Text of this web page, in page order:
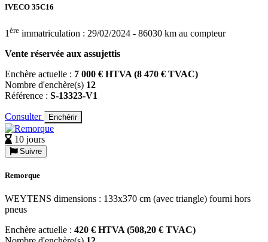
IVECO 35C16
1 ère immatriculation : 29/02/2024 - 86030 km au compteur
Vente réservée aux assujettis
Enchère actuelle : 7 000 € HTVA (8 470 € TVAC)
Nombre d'enchère(s) 12
Référence : S-13323-V1
Consulter Enchérir
10 jours
Suivre
Remorque
WEYTENS dimensions : 133x370 cm (avec triangle) fourni hors
pneus
Enchère actuelle : 420 € HTVA (508,20 € TVAC)